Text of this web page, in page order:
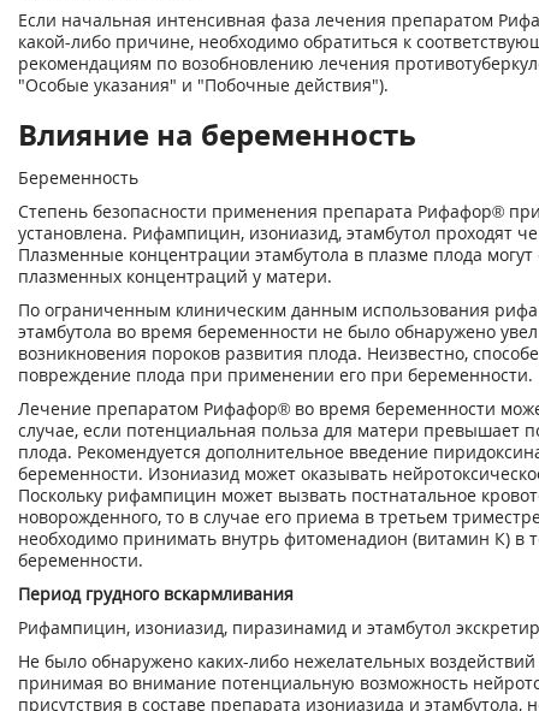
Если начальная интенсивная фаза лечения препаратом
какой-либо причине, необходимо обратиться к
рекомендациям по возобновлению лечения
"Особые указания" и "Побочные действия").
Влияние на беременность
Беременность
Степень безопасности применения препарата Рифафор®
установлена. Рифампицин, изониазид, этамбутол проходят
Плазменные концентрации этамбутола в плазме плода могут
плазменных концентраций у матери.
По ограниченным клиническим данным использования
этамбутола во время беременности не было обнаружено
возникновения пороков развития плода. Неизвестно,
повреждение плода при применении его при беременности.
Лечение препаратом Рифафор® во время беременности
случае, если потенциальная польза для матери превышает
плода. Рекомендуется дополнительное введение
беременности. Изониазид может оказывать
Поскольку рифампицин может вызвать постнатальное
новорожденного, то в случае его приема в третьем
необходимо принимать внутрь фитоменадион (витамин К) в
беременности.
Период грудного вскармливания
Рифампицин, изониазид, пиразинамид и этамбутол
Не было обнаружено каких-либо нежелательных
принимая во внимание потенциальную возможность
присутствия в составе препарата изониазида и этамбутола,